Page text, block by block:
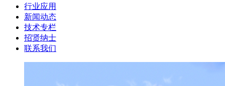
行业应用
新闻动态
技术专栏
招贤纳士
联系我们